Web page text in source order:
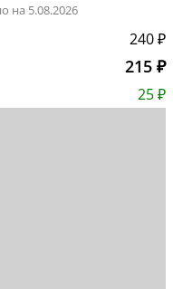
на 5.08.2026
240 ₽
215 ₽
25 ₽